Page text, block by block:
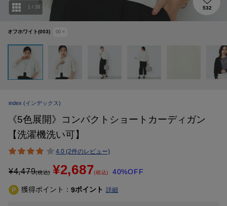
オフホワイト(003) 00 ×
1 / 28 532
index (インデックス)
《5色展開》コンパクトショートカーディガン
【洗濯機洗い可】
4.0 (2件のレビュー)
¥4,479(税込) ¥2,687(税込) 40%OFF
獲得ポイント： 9ポイント 詳細